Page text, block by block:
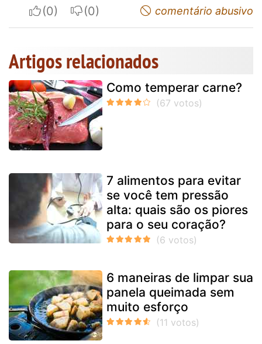
I apreciateI do not appreciatecomentário abusivo
Artigos relacionados
Como temperar carne?
7 alimentos para evitar
se você tem pressão
alta: quais são os piores
para o seu coração?
6 maneiras de limpar sua
panela queimada sem
muito esforço